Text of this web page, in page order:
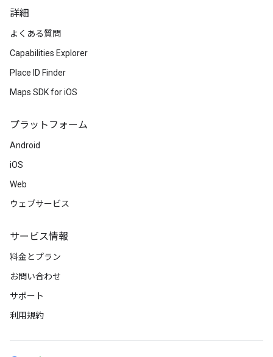
詳細
よくある質問
Capabilities Explorer
Place ID Finder
Maps SDK for iOS
プラットフォーム
Android
iOS
Web
ウェブサービス
サービス情報
料金とプラン
お問い合わせ
サポート
利用規約